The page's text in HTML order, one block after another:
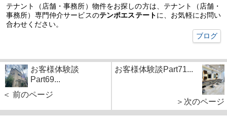
テナント（店舗・事務所）物件をお探しの方は、テナント（店舗・
事務所）専門仲介サービスのテンポエステート に、お気軽にお問い
合わせください。
ブログ
お客様体験談
Part69...
＜ 前のページ
お客様体験談Part71...
＞次のページ